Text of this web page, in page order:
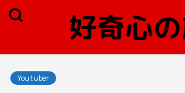
好奇心の
Youtuber